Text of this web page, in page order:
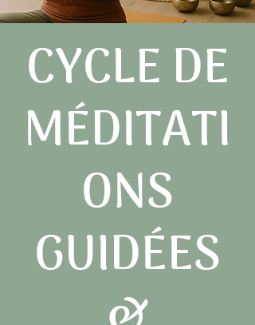
CYCLE DE
MÉDITATI
ONS
GUIDÉES